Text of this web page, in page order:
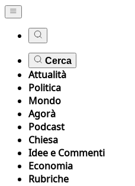
Cerca
Attualità
Politica
Mondo
Agorà
Podcast
Chiesa
Idee e Commenti
Economia
Rubriche